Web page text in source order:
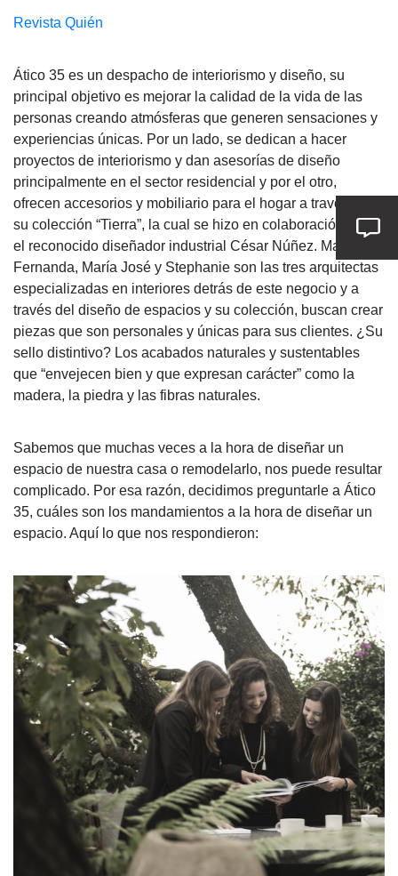
Revista Quién
Ático 35 es un despacho de interiorismo y diseño, su
principal objetivo es mejorar la calidad de la vida de las
personas creando atmósferas que generen sensaciones y
experiencias únicas. Por un lado, se dedican a hacer
proyectos de interiorismo y dan asesorías de diseño
principalmente en el sector residencial y por el otro,
ofrecen accesorios y mobiliario para el hogar a través de
su colección “Tierra”, la cual se hizo en colaboración con
el reconocido diseñador industrial César Núñez. María
Fernanda, María José y Stephanie son las tres arquitectas
especializadas en interiores detrás de este negocio y a
través del diseño de espacios y su colección, buscan crear
piezas que son personales y únicas para sus clientes. ¿Su
sello distintivo? Los acabados naturales y sustentables
que “envejecen bien y que expresan carácter” como la
madera, la piedra y las fibras naturales.
Sabemos que muchas veces a la hora de diseñar un
espacio de nuestra casa o remodelarlo, nos puede resultar
complicado. Por esa razón, decidimos preguntarle a Ático
35, cuáles son los mandamientos a la hora de diseñar un
espacio. Aquí lo que nos respondieron: